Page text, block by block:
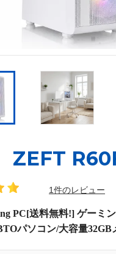
ZEFT
1件のレビュー
PC[送料無料!] ゲーミ
パソコン/大容量32GB